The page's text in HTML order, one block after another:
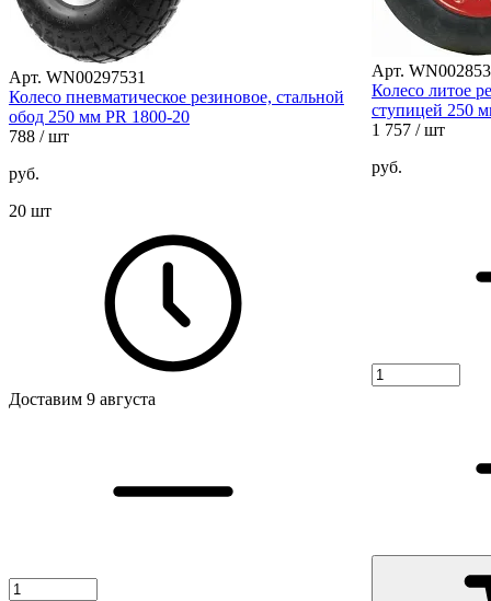
Арт. WN00297531
Колесо пневматическое резиновое, стальной
обод 250 мм PR 1800-20
788 / шт
руб.
20 шт
Доставим 9 августа
Арт.
Колесо литое
ступицей 250
1 757 / шт
руб.